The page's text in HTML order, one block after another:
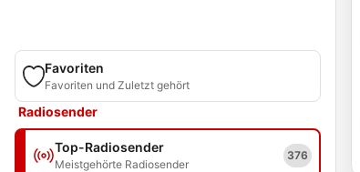
Favoriten
Favoriten und Zuletzt gehört
Radiosender
Top-Radiosender
Meistgehörte Radiosender
376